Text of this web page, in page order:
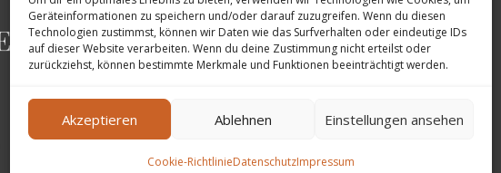
Geräteinformationen zu speichern und/oder darauf zuzugreifen. Wenn du diesen
Technologien zustimmst, können wir Daten wie das Surfverhalten oder eindeutige IDs
auf dieser Website verarbeiten. Wenn du deine Zustimmung nicht erteilst oder
zurückziehst, können bestimmte Merkmale und Funktionen beeinträchtigt werden.
Akzeptieren Ablehnen Einstellungen ansehen
Cookie-RichtlinieDatenschutzImpressum